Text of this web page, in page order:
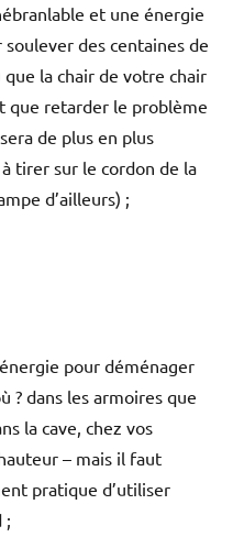
et une énergie
des centaines de
la chair de votre chair
que retarder le problème
de plus en plus
à tirer sur le cordon de la
d’ailleurs) ;
pour déménager
? dans les armoires que
la cave, chez vos
– mais il faut
pratique d’utiliser
;